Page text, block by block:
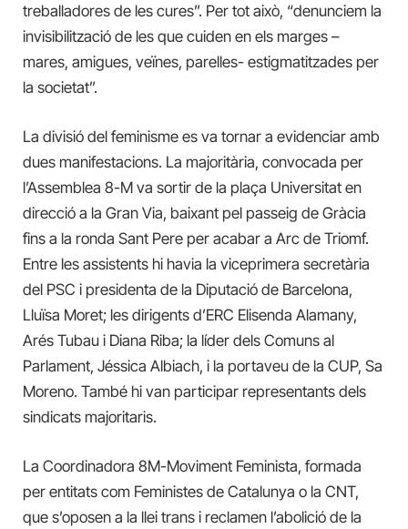
treballadores de les cures”. Per tot això, “denunciem la
invisibilització de les que cuiden en els marges –
mares, amigues, veïnes, parelles- estigmatitzades per
la societat”.
La divisió del feminisme es va tornar a evidenciar amb
dues manifestacions. La majoritària, convocada per
l’Assemblea 8-M va sortir de la plaça Universitat en
direcció a la Gran Via, baixant pel passeig de Gràcia
fins a la ronda Sant Pere per acabar a Arc de Triomf.
Entre les assistents hi havia la viceprimera secretària
del PSC i presidenta de la Diputació de Barcelona, ​​
Lluïsa Moret; les dirigents d’ERC Elisenda Alamany,
Arés Tubau i Diana Riba; la líder dels Comuns al
Parlament, Jéssica Albiach, i la portaveu de la CUP, Sa
Moreno. També hi van participar representants dels
sindicats majoritaris.
La Coordinadora 8M-Moviment Feminista, formada
per entitats com Feministes de Catalunya o la CNT,
que s’oposen a la llei trans i reclamen l’abolició de la